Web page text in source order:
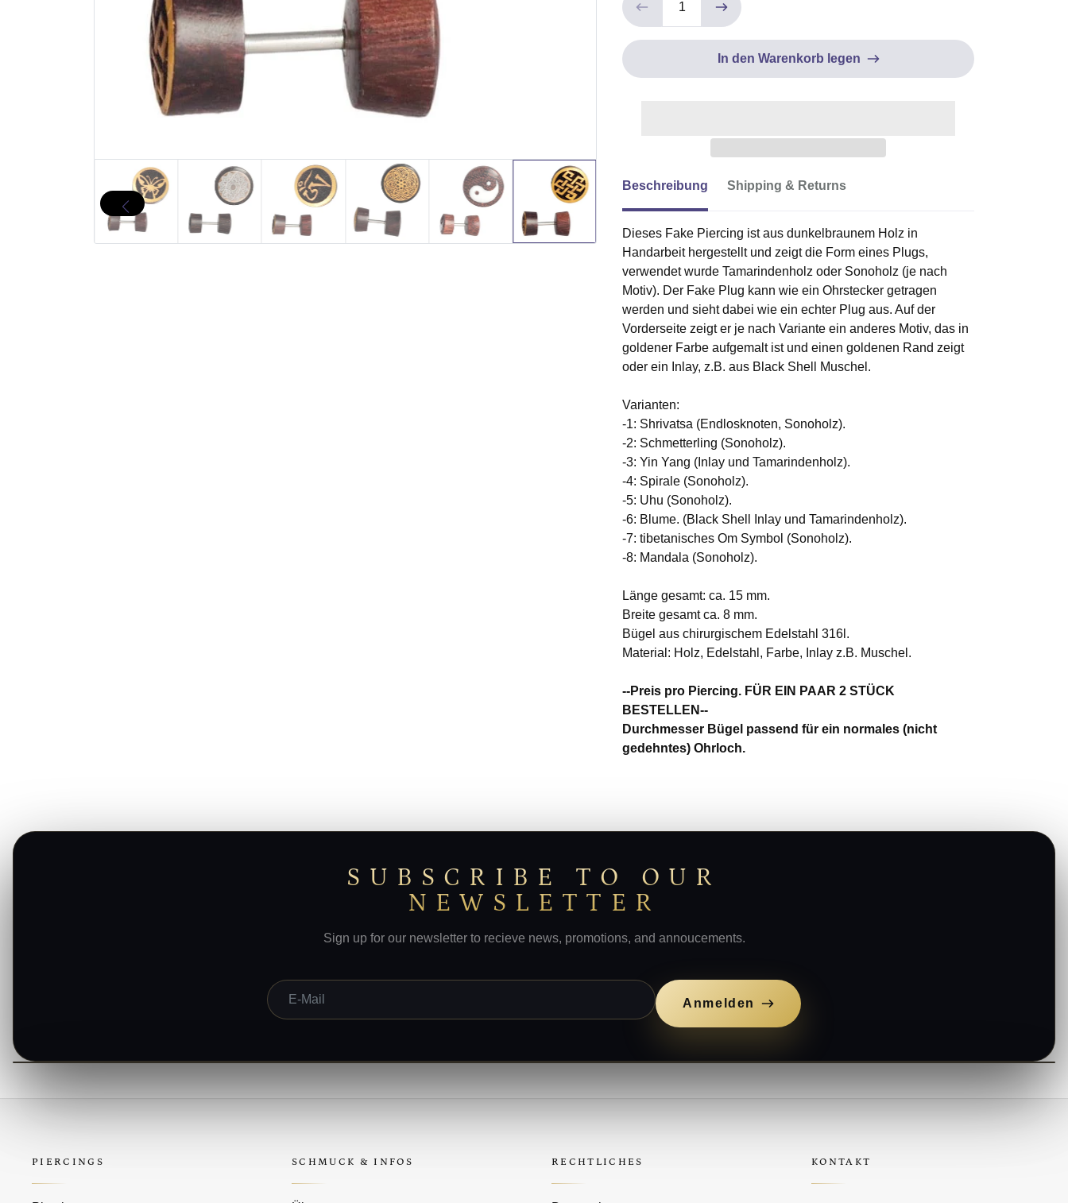
In den Warenkorb legen
Beschreibung Shipping & Returns
Dieses Fake Piercing ist aus dunkelbraunem Holz in
Handarbeit hergestellt und zeigt die Form eines Plugs,
verwendet wurde Tamarindenholz oder Sonoholz (je nach
Motiv). Der Fake Plug kann wie ein Ohrstecker getragen
werden und sieht dabei wie ein echter Plug aus. Auf der
Vorderseite zeigt er je nach Variante ein anderes Motiv, das in
goldener Farbe aufgemalt ist und einen goldenen Rand zeigt
oder ein Inlay, z.B. aus Black Shell Muschel.
Varianten:
-1: Shrivatsa (Endlosknoten, Sonoholz).
-2: Schmetterling (Sonoholz).
-3: Yin Yang (Inlay und Tamarindenholz).
-4: Spirale (Sonoholz).
-5: Uhu (Sonoholz).
-6: Blume. (Black Shell Inlay und Tamarindenholz).
-7: tibetanisches Om Symbol (Sonoholz).
-8: Mandala (Sonoholz).
Länge gesamt: ca. 15 mm.
Breite gesamt ca. 8 mm.
Bügel aus chirurgischem Edelstahl 316l.
Material: Holz, Edelstahl, Farbe, Inlay z.B. Muschel.
--Preis pro Piercing. FÜR EIN PAAR 2 STÜCK
BESTELLEN--
Durchmesser Bügel passend für ein normales (nicht
gedehntes) Ohrloch.
SUBSCRIBE TO OUR
NEWSLETTER
Sign up for our newsletter to recieve news, promotions, and annoucements.
E-Mail
Anmelden
PIERCINGS SCHMUCK & INFOS RECHTLICHES KONTAKT